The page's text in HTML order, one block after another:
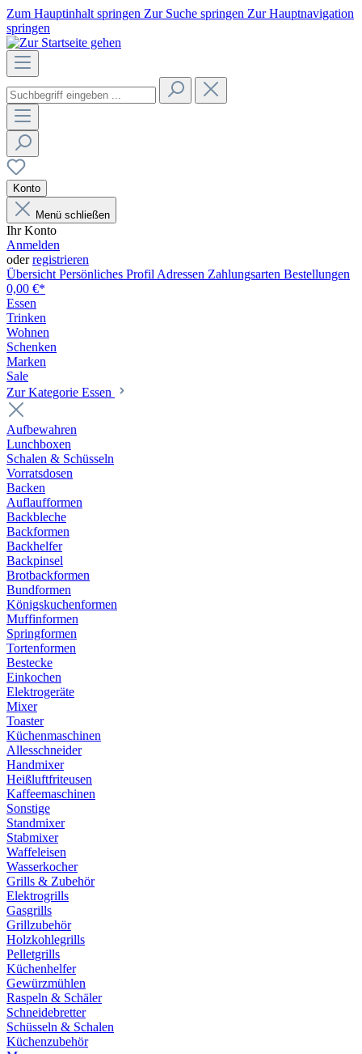
Zum Hauptinhalt springen Zur Suche springen Zur Hauptnavigation
springen
Konto
Menü schließen
Ihr Konto
Anmelden
oderregistrieren
Übersicht Persönliches Profil Adressen Zahlungsarten Bestellungen
0,00 €*
Essen
Trinken
Wohnen
Schenken
Marken
Sale
Zur Kategorie Essen
Aufbewahren
Lunchboxen
Schalen & Schüsseln
Vorratsdosen
Backen
Auflaufformen
Backbleche
Backformen
Backhelfer
Backpinsel
Brotbackformen
Bundformen
Königskuchenformen
Muffinformen
Springformen
Tortenformen
Bestecke
Einkochen
Elektrogeräte
Mixer
Toaster
Küchenmaschinen
Allesschneider
Handmixer
Heißluftfriteusen
Kaffeemaschinen
Sonstige
Standmixer
Stabmixer
Waffeleisen
Wasserkocher
Grills & Zubehör
Elektrogrills
Gasgrills
Grillzubehör
Holzkohlegrills
Pelletgrills
Küchenhelfer
Gewürzmühlen
Raspeln & Schäler
Schneidebretter
Schüsseln & Schalen
Küchenzubehör